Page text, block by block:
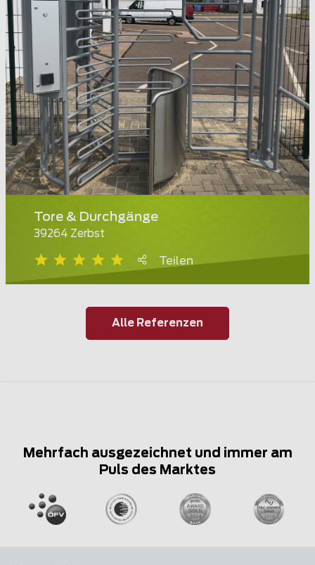
Tore & Durchgänge
39264 Zerbst
Teilen
Alle Referenzen
Mehrfach ausgezeichnet und immer am
Puls des Marktes